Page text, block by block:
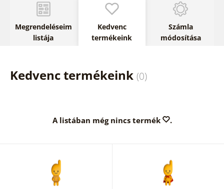
Megrendeléseim
listája
Kedvenc
termékeink
Számla
módosítása
Kedvenc termékeink (0)
A listában még nincs termék .